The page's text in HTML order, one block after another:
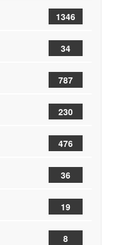
1346
34
787
230
476
36
19
8